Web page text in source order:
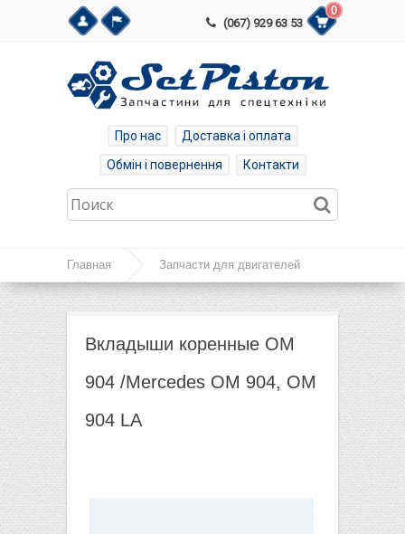
(067) 929 63 53
0
Про нас
Доставка і оплата
Обмін і повернення
Контакти
Главная Запчасти для двигателей
Запчасти Mercedes OM 366, OM 364
Вкладыши коренные ОМ
904 /Mercedes OM 904, OM
904 LA